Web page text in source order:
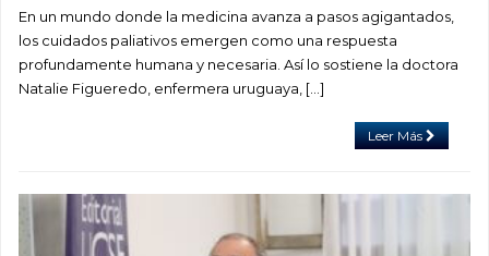
En un mundo donde la medicina avanza a pasos agigantados,
los cuidados paliativos emergen como una respuesta
profundamente humana y necesaria. Así lo sostiene la doctora
Natalie Figueredo, enfermera uruguaya, […]
Leer Más